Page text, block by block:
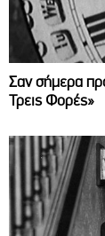
Σαν σήμερα
Τρεις Φορές»